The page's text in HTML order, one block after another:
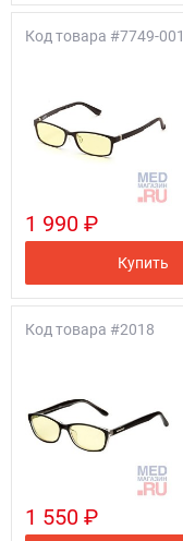
Код товара #7749-001
1 990 ₽
Купить
Код товара #2018
1 550 ₽